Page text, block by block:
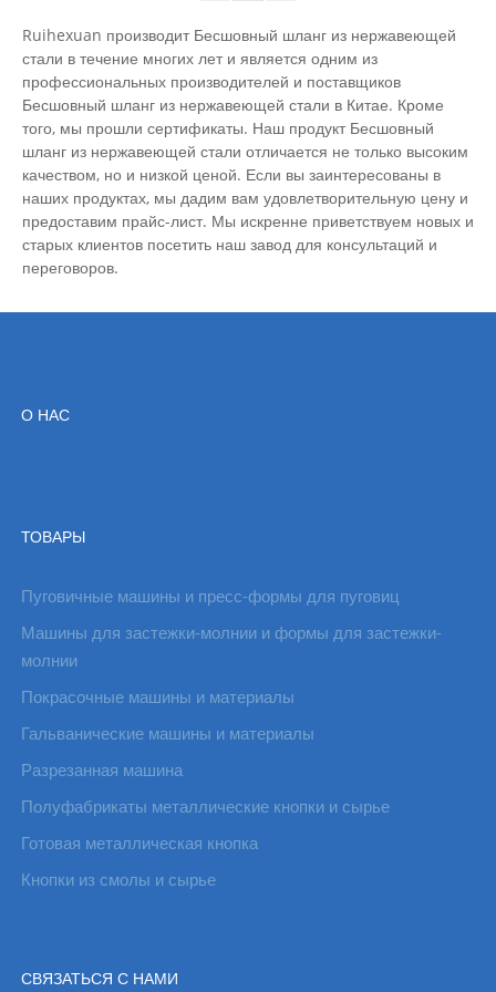
Ruihexuan производит Бесшовный шланг из нержавеющей
стали в течение многих лет и является одним из
профессиональных производителей и поставщиков
Бесшовный шланг из нержавеющей стали в Китае. Кроме
того, мы прошли сертификаты. Наш продукт Бесшовный
шланг из нержавеющей стали отличается не только высоким
качеством, но и низкой ценой. Если вы заинтересованы в
наших продуктах, мы дадим вам удовлетворительную цену и
предоставим прайс-лист. Мы искренне приветствуем новых и
старых клиентов посетить наш завод для консультаций и
переговоров.
О НАС
ТОВАРЫ
Пуговичные машины и пресс-формы для пуговиц
Машины для застежки-молнии и формы для застежки-
молнии
Покрасочные машины и материалы
Гальванические машины и материалы
Разрезанная машина
Полуфабрикаты металлические кнопки и сырье
Готовая металлическая кнопка
Кнопки из смолы и сырье
СВЯЗАТЬСЯ С НАМИ